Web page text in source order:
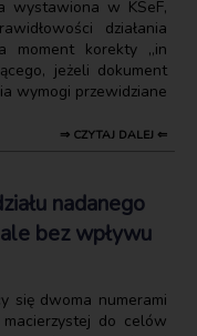
wystawiona w KSeF,
działania
moment korekty „in
jeżeli dokument
wymogi przewidziane
⇒ CZYTAJ DALEJ ⇐
nadanego
bez wpływu
się dwoma numerami
do celów